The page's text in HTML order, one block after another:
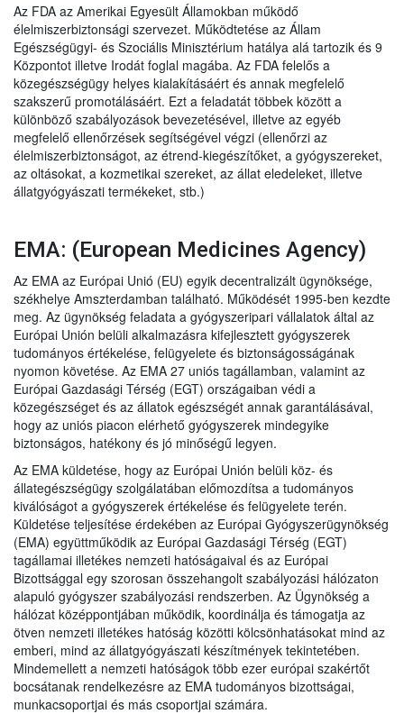
Az FDA az Amerikai Egyesült Államokban működő
élelmiszerbiztonsági szervezet. Működtetése az Állam
Egészségügyi- és Szociális Minisztérium hatálya alá tartozik és 9
Központot illetve Irodát foglal magába. Az FDA felelős a
közegészségügy helyes kialakításáért és annak megfelelő
szakszerű promotálásáért. Ezt a feladatát többek között a
különböző szabályozások bevezetésével, illetve az egyéb
megfelelő ellenőrzések segítségével végzi (ellenőrzi az
élelmiszerbiztonságot, az étrend-kiegészítőket, a gyógyszereket,
az oltásokat, a kozmetikai szereket, az állat eledeleket, illetve
állatgyógyászati termékeket, stb.)
EMA: (European Medicines Agency)
Az EMA az Európai Unió (EU) egyik decentralizált ügynöksége,
székhelye Amszterdamban található. Működését 1995-ben kezdte
meg. Az ügynökség feladata a gyógyszeripari vállalatok által az
Európai Unión belüli alkalmazásra kifejlesztett gyógyszerek
tudományos értékelése, felügyelete és biztonságosságának
nyomon követése. Az EMA 27 uniós tagállamban, valamint az
Európai Gazdasági Térség (EGT) országaiban védi a
közegészséget és az állatok egészségét annak garantálásával,
hogy az uniós piacon elérhető gyógyszerek mindegyike
biztonságos, hatékony és jó minőségű legyen.
Az EMA küldetése, hogy az Európai Unión belüli köz- és
állategészségügy szolgálatában előmozdítsa a tudományos
kiválóságot a gyógyszerek értékelése és felügyelete terén.
Küldetése teljesítése érdekében az Európai Gyógyszerügynökség
(EMA) együttműködik az Európai Gazdasági Térség (EGT)
tagállamai illetékes nemzeti hatóságaival és az Európai
Bizottsággal egy szorosan összehangolt szabályozási hálózaton
alapuló gyógyszer szabályozási rendszerben. Az Ügynökség a
hálózat középpontjában működik, koordinálja és támogatja az
ötven nemzeti illetékes hatóság közötti kölcsönhatásokat mind az
emberi, mind az állatgyógyászati készítmények tekintetében.
Mindemellett a nemzeti hatóságok több ezer európai szakértőt
bocsátanak rendelkezésre az EMA tudományos bizottságai,
munkacsoportjai és más csoportjai számára.